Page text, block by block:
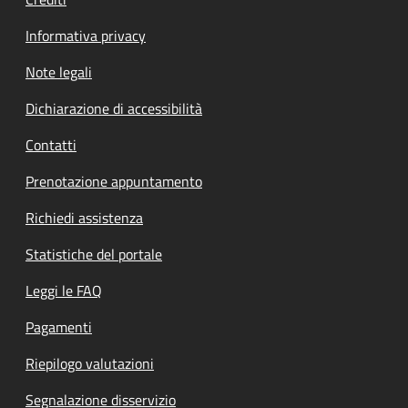
Informativa privacy
Note legali
Dichiarazione di accessibilità
Contatti
Prenotazione appuntamento
Richiedi assistenza
Statistiche del portale
Leggi le FAQ
Pagamenti
Riepilogo valutazioni
Segnalazione disservizio